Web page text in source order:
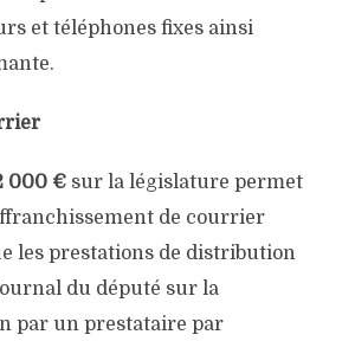
et téléphones fixes ainsi
000 €sur la législature permet
de courrier
les prestations de distribution
du député sur la
par un prestataire par